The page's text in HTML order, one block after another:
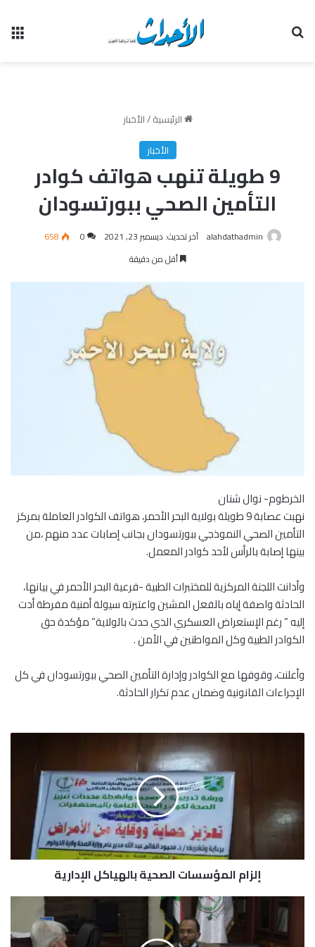
الرئيسية/الأخبار
الأخبار
9 طويلة تنهب هواتف كوادر
التأمين الصحي ببورتسودان
alahdathadmin آخر تحديث: ديسمبر 23, 2021 0
658
أقل من دقيقة
الخرطوم- نوال شنان
نهبت عصابة 9 طويلة بولاية البحر الأحمر، هواتف الكوادر العاملة بمركز
التأمين الصحي النموذجي ببورتسودان بجانب إصابات عدد منهم ،من
بينها إصابة بالرأس لأحد كوادر المعمل.
وأدانت اللجنة المركزية للمختبرات الطبية -فرعية البحر الأحمر في بيانها،
الحادثة واصفة إياه بالفعل المشين واعتبرته سيولة أمنية مفرطة أدت
إليه ” رغم الإستعراض العسكري الذي حدث بالولاية” مؤكدة حق
الكوادر الطبية وكل المواطنين في الأمن .
وأعلنت، وقوفها مع الكوادر وإدارة التأمين الصحي ببورتسودان في كل
الإجراءات القانونية وضمان عدم تكرار الحادثة.
إ
ؤ
إلزام المؤسسات الصحية بالهياكل الإدارية